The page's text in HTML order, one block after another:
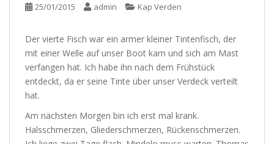
25/01/2015 admin Kap Verden
Der vierte Fisch war ein armer kleiner Tintenfisch, der
mit einer Welle auf unser Boot kam und sich am Mast
verfangen hat. Ich habe ihn nach dem Frühstück
entdeckt, da er seine Tinte über unser Verdeck verteilt
hat.
Am nächsten Morgen bin ich erst mal krank.
Halsschmerzen, Gliederschmerzen, Rückenschmerzen.